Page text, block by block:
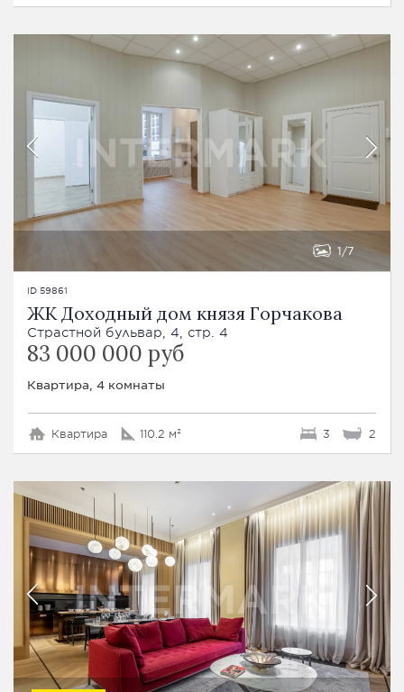
1 7
ID 59861
ЖК Доходный дом князя Горчакова
Страстной бульвар, 4, стр. 4
83 000 000 руб
Квартира, 4 комнаты
Квартира 110.2 м² 3 2